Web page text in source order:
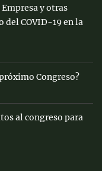
y otras
del COVID-19 en la
Congreso?
al congreso para